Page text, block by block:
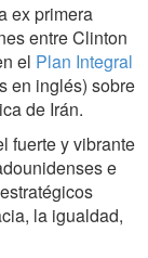
ex primera
entre Clinton
el Plan Integral
en inglés) sobre
de Irán.
fuerte y vibrante
e
la igualdad,